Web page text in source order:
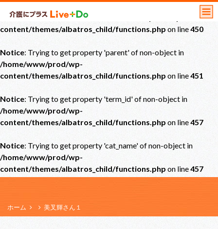
Notice: Undefined offset: 0 in
content/themes/albatros_child/functions.php on line450
Notice: Trying to get property 'parent' of non-object in
/home/www/prod/wp-
content/themes/albatros_child/functions.php on line451
Notice: Trying to get property 'term_id' of non-object in
/home/www/prod/wp-
content/themes/albatros_child/functions.php on line457
Notice: Trying to get property 'cat_name' of non-object in
/home/www/prod/wp-
content/themes/albatros_child/functions.php on line457
ホーム 美叉輝さん１